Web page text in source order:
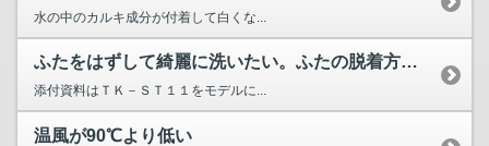
水の中のカルキ成分が付着して白くな...
ふたをはずして綺麗に洗いたい。ふたの脱着方法を教えてください。
添付資料はＴＫ－ＳＴ１１をモデルに...
温風が90℃より低い